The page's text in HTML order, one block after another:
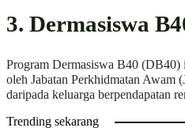
3. Dermasiswa
Program Dermasiswa B40 (DB40)
oleh Jabatan Perkhidmatan Awam
daripada keluarga berpendapatan
Trending sekarang